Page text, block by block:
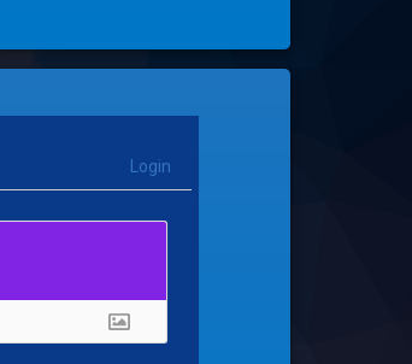
Login